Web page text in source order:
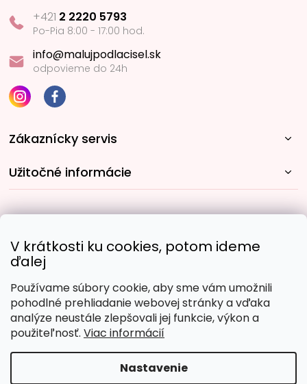
V krátkosti ku cookies, potom ideme
ďalej
Používame súbory cookie, aby sme vám umožnili
pohodlné prehliadanie webovej stránky a vďaka
analýze neustále zlepšovali jej funkcie, výkon a
použiteľnosť. Viac informácií
Nastavenie
+421 2 2220 5793
Po-Pia 8:00 - 17:00 hod.
info@malujpodlacisel.sk
odpovieme do 24h
Zákaznícky servis
Užitočné informácie
Obľúbené spôsoby platby: